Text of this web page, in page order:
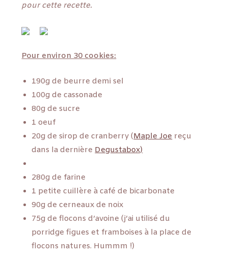
pour cette recette.
Pour environ 30 cookies:
190g de beurre demi sel
100g de cassonade
80g de sucre
1 oeuf
20g de sirop de cranberry (Maple Joe reçu
dans la dernière Degustabox)
280g de farine
1 petite cuillère à café de bicarbonate
90g de cerneaux de noix
75g de flocons d’avoine (j’ai utilisé du
porridge figues et framboises à la place de
flocons natures. Hummm !)